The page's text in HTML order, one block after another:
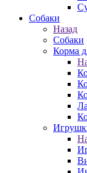
Собаки
Назад
Собаки
Корма